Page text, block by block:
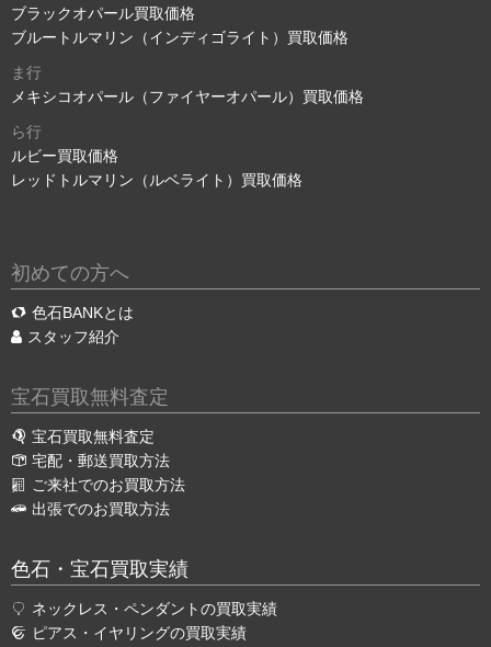
ブラックオパール買取価格
ブルートルマリン（インディゴライト）買取価格
ま行
メキシコオパール（ファイヤーオパール）買取価格
ら行
ルビー買取価格
レッドトルマリン（ルベライト）買取価格
初めての方へ
色石BANKとは
スタッフ紹介
宝石買取無料査定
宝石買取無料査定
宅配・郵送買取方法
ご来社でのお買取方法
出張でのお買取方法
色石・宝石買取実績
ネックレス・ペンダントの買取実績
ピアス・イヤリングの買取実績